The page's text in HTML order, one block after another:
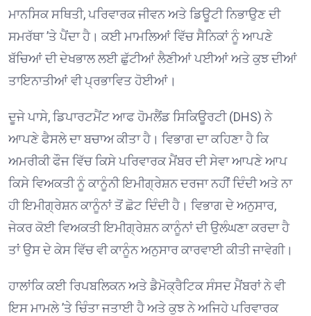
ਮਾਨਸਿਕ ਸਥਿਤੀ, ਪਰਿਵਾਰਕ ਜੀਵਨ ਅਤੇ ਡਿਊਟੀ ਨਿਭਾਉਣ ਦੀ
ਸਮਰੱਥਾ ’ਤੇ ਪੈਂਦਾ ਹੈ। ਕਈ ਮਾਮਲਿਆਂ ਵਿੱਚ ਸੈਨਿਕਾਂ ਨੂੰ ਆਪਣੇ
ਬੱਚਿਆਂ ਦੀ ਦੇਖਭਾਲ ਲਈ ਛੁੱਟੀਆਂ ਲੈਣੀਆਂ ਪਈਆਂ ਅਤੇ ਕੁਝ ਦੀਆਂ
ਤਾਇਨਾਤੀਆਂ ਵੀ ਪ੍ਰਭਾਵਿਤ ਹੋਈਆਂ। ⁠
ਦੂਜੇ ਪਾਸੇ, ਡਿਪਾਰਟਮੈਂਟ ਆਫ ਹੋਮਲੈਂਡ ਸਿਕਿਊਰਟੀ (DHS) ਨੇ
ਆਪਣੇ ਫੈਸਲੇ ਦਾ ਬਚਾਅ ਕੀਤਾ ਹੈ। ਵਿਭਾਗ ਦਾ ਕਹਿਣਾ ਹੈ ਕਿ
ਅਮਰੀਕੀ ਫੌਜ ਵਿੱਚ ਕਿਸੇ ਪਰਿਵਾਰਕ ਮੈਂਬਰ ਦੀ ਸੇਵਾ ਆਪਣੇ ਆਪ
ਕਿਸੇ ਵਿਅਕਤੀ ਨੂੰ ਕਾਨੂੰਨੀ ਇਮੀਗ੍ਰੇਸ਼ਨ ਦਰਜਾ ਨਹੀਂ ਦਿੰਦੀ ਅਤੇ ਨਾ
ਹੀ ਇਮੀਗ੍ਰੇਸ਼ਨ ਕਾਨੂੰਨਾਂ ਤੋਂ ਛੋਟ ਦਿੰਦੀ ਹੈ। ਵਿਭਾਗ ਦੇ ਅਨੁਸਾਰ,
ਜੇਕਰ ਕੋਈ ਵਿਅਕਤੀ ਇਮੀਗ੍ਰੇਸ਼ਨ ਕਾਨੂੰਨਾਂ ਦੀ ਉਲੰਘਣਾ ਕਰਦਾ ਹੈ
ਤਾਂ ਉਸ ਦੇ ਕੇਸ ਵਿੱਚ ਵੀ ਕਾਨੂੰਨ ਅਨੁਸਾਰ ਕਾਰਵਾਈ ਕੀਤੀ ਜਾਵੇਗੀ। ⁠
ਹਾਲਾਂਕਿ ਕਈ ਰਿਪਬਲਿਕਨ ਅਤੇ ਡੈਮੋਕ੍ਰੈਟਿਕ ਸੰਸਦ ਮੈਂਬਰਾਂ ਨੇ ਵੀ
ਇਸ ਮਾਮਲੇ ’ਤੇ ਚਿੰਤਾ ਜਤਾਈ ਹੈ ਅਤੇ ਕੁਝ ਨੇ ਅਜਿਹੇ ਪਰਿਵਾਰਕ